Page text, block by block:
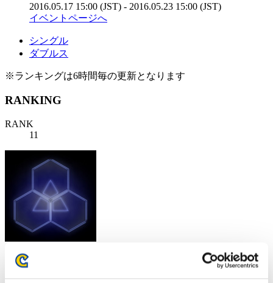
2016.05.17 15:00 (JST) - 2016.05.23 15:00 (JST)
イベントページへ
シングル
ダブルス
※ランキングは6時間毎の更新となります
RANKING
RANK
11
スコア: -